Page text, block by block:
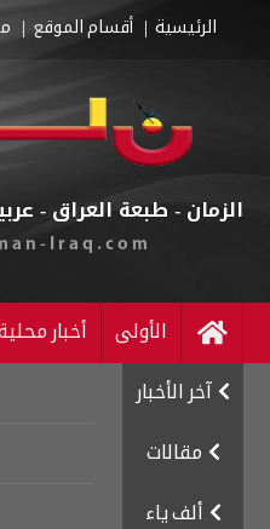
الرئيسية أقسام الموقع
الزمان - طبعة العراق -
Iraq.com
الأولى أخبار
آخر الأخبار
مقالات
ألف ياء